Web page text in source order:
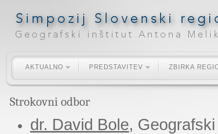
AKTUALNO PREDSTAVITEV ZBIRKA
Strokovni odbor
dr. David Bole,